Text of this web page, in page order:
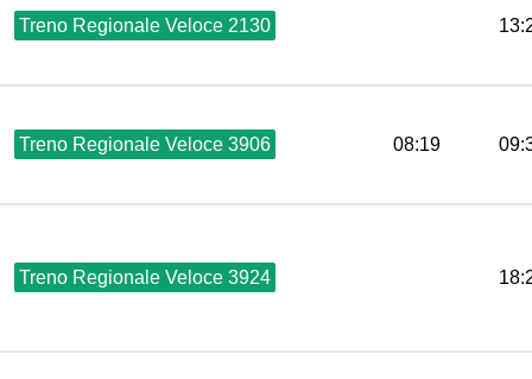
Treno Regionale Veloce 2130
Treno Regionale Veloce 3906 08:19
Treno Regionale Veloce 3924